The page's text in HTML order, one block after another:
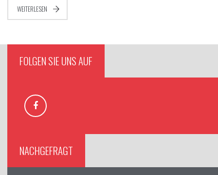
WEITERLESEN
FOLGEN SIE UNS AUF
NACHGEFRAGT